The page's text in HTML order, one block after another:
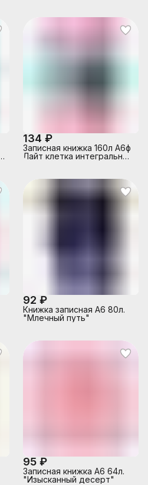
скрепка,обложка-Софт
134 ₽
Записная книжка 160л А6ф
Лайт клетка интегральный
92 ₽
Книжка записная А6 80л.
"Млечный путь"
95 ₽
Записная книжка А6 64л.
"Изысканный десерт"